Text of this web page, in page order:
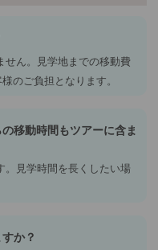
ん。見学地までの移動費
のご負担となります。
移動時間もツアーに含ま
見学時間を長くしたい場
か？